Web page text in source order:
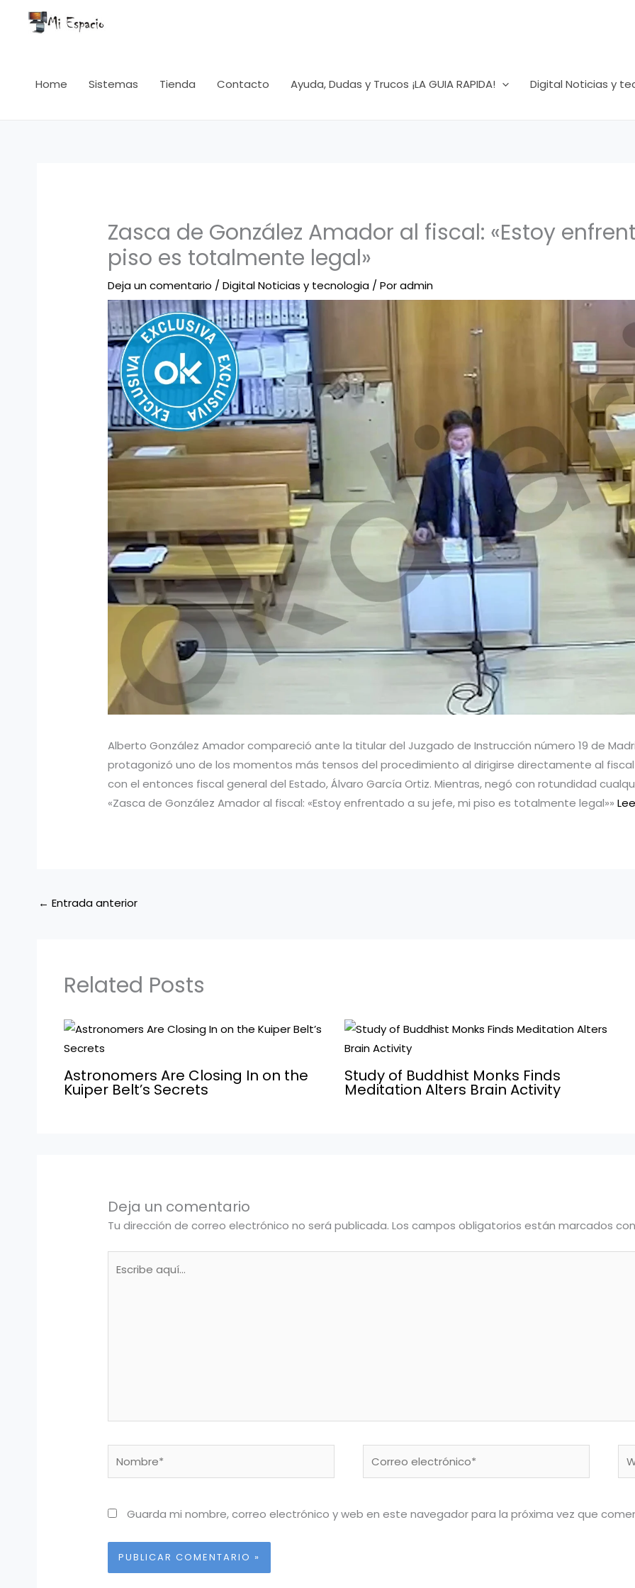
Home Sistemas Tienda Contacto Ayuda, Dudas y Trucos ¡LA GUIA RAPIDA! Digital Noticias y
Zasca de González Amador al fiscal: «Estoy
piso es totalmente legal»
Deja un comentario /Digital Noticias y tecnologia / Poradmin
​Alberto González Amador compareció ante la titular del Juzgado de Instrucción número 19 de
protagonizó uno de los momentos más tensos del procedimiento al dirigirse directamente al
con el entonces fiscal general del Estado, Álvaro García Ortiz. Mientras, negó con rotundidad
«Zasca de González Amador al fiscal: «Estoy enfrentado a su jefe, mi piso es totalmente legal»» ​​
← Entrada anterior
Related Posts
Astronomers Are Closing In on the
Kuiper Belt’s Secrets
Study of Buddhist Monks Finds
Meditation Alters Brain Activity
Deja un comentario
Tu dirección de correo electrónico no será publicada. Los campos obligatorios están marcados
Guarda mi nombre, correo electrónico y web en este navegador para la próxima vez que